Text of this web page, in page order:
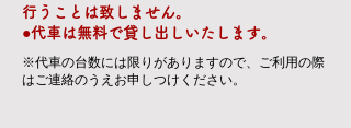
行うことは致しません。
●代車は無料で貸し出しいたします。
※代車の台数には限りがありますので、ご利用の際
はご連絡のうえお申しつけください。